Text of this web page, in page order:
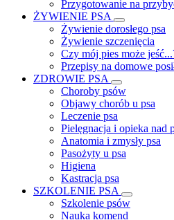
Przygotowanie na
ŻYWIENIE PSA
Żywienie dorosłego psa
Żywienie szczenięcia
Czy mój pies może
Przepisy na domowe
ZDROWIE PSA
Choroby psów
Objawy chorób u psa
Leczenie psa
Pielęgnacja i opieka nad
Anatomia i zmysły psa
Pasożyty u psa
Higiena
Kastracja psa
SZKOLENIE PSA
Szkolenie psów
Nauka komend